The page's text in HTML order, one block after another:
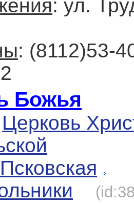
: ул.
: (8112)53-
Божья
Церковь
Псковская